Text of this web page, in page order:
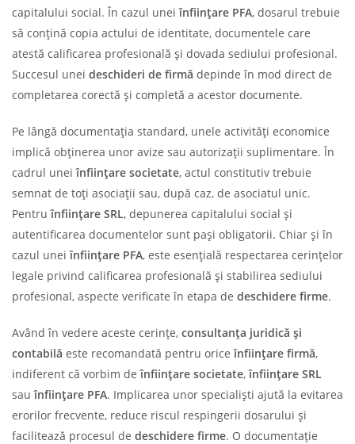
capitalului social. În cazul uneiînființare PFA, dosarul trebuie
să conțină copia actului de identitate, documentele care
atestă calificarea profesională și dovada sediului profesional.
Succesul unei deschideri de firmă depinde în mod direct de
completarea corectă și completă a acestor documente.
Pe lângă documentația standard, unele activități economice
implică obținerea unor avize sau autorizații suplimentare. În
cadrul uneiînființare societate, actul constitutiv trebuie
semnat de toți asociații sau, după caz, de asociatul unic.
Pentruînființare SRL, depunerea capitalului social și
autentificarea documentelor sunt pași obligatorii. Chiar și în
cazul uneiînființare PFA, este esențială respectarea cerințelor
legale privind calificarea profesională și stabilirea sediului
profesional, aspecte verificate în etapa de deschidere firme.
Având în vedere aceste cerințe, consultanța juridică și
contabilă este recomandată pentru oriceînființare firmă,
indiferent că vorbim deînființare societate,înființare SRL
sauînființare PFA. Implicarea unor specialiști ajută la evitarea
erorilor frecvente, reduce riscul respingerii dosarului și
facilitează procesul de deschidere firme. O documentație